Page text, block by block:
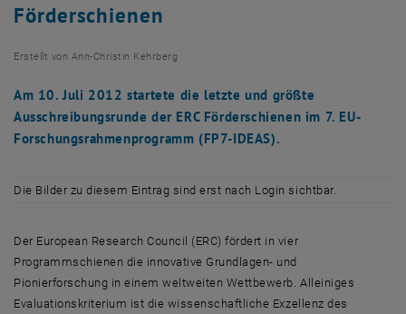
Förderschienen
Erstellt von Ann-Christin Kehrberg
Am 10. Juli 2012 startete die letzte und größte
Ausschreibungsrunde der ERC Förderschienen im 7. EU-
Forschungsrahmenprogramm (FP7-IDEAS).
Die Bilder zu diesem Eintrag sind erst nach Login sichtbar.
Der European Research Council (ERC) fördert in vier
Programmschienen die innovative Grundlagen- und
Pionierforschung in einem weltweiten Wettbewerb. Alleiniges
Evaluationskriterium ist die wissenschaftliche Exzellenz des